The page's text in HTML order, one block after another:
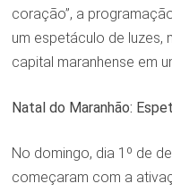
coração”, a
um espetáculo de luzes,
capital maranhense em
Natal do Maranhão:
No domingo, dia 1º de
começaram com a